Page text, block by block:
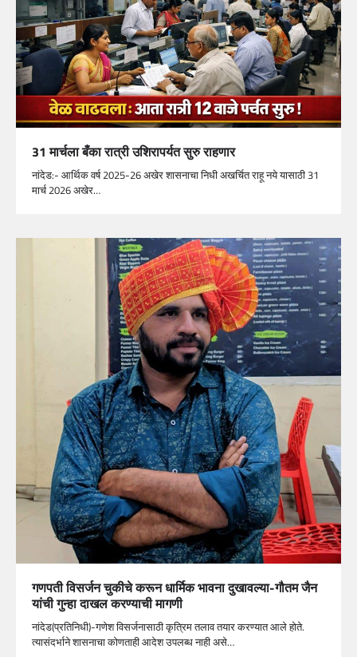
31 मार्चला बँका रात्री उशिरापर्यत सुरु राहणार
नांदेड:- आर्थिक वर्ष 2025-26 अखेर शासनाचा निधी अखर्चित राहू नये यासाठी 31
मार्च 2026 अखेर…
गणपती विसर्जन चुकीचे करून धार्मिक भावना दुखावल्या-गौतम जैन
यांची गुन्हा दाखल करण्याची मागणी
नांदेड(प्रतिनिधी)-गणेश विसर्जनासाठी कृत्रिम तलाव तयार करण्यात आले होते.
त्यासंदर्भाने शासनाचा कोणताही आदेश उपलब्ध नाही असे…